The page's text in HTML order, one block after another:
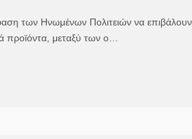
των Ηνωμένων Πολιτειών να
προϊόντα, μεταξύ των ο…